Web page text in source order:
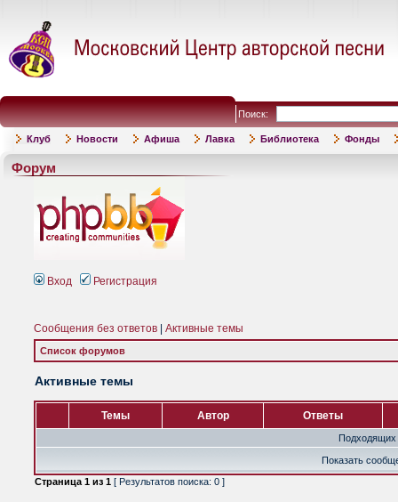
Поиск:
Клуб Новости Афиша Лавка Библиотека Фонды
Форум
Вход Регистрация
Сообщения без ответов Активные темы
Список форумов
Активные темы
Темы Автор Ответы
Подходящих
Показать
Страница 1 из 1 [ Результатов поиска: 0 ]